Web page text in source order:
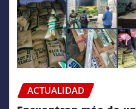
ACTUALIDAD